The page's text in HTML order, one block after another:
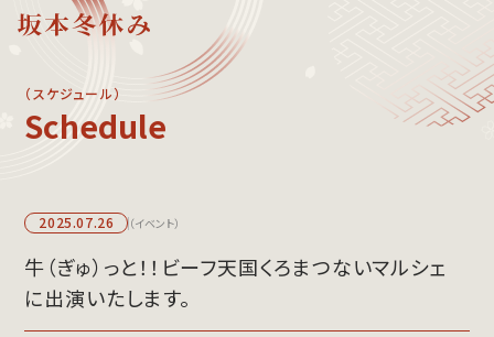
略歴と活動紹介
メディア出演
スケジュール
イベント出演
SNS
ギャラリー
（スケジュール）
schedule
2025.07.26 （イベント）
牛（ぎゅ）っと！！ビーフ天国くろまつないマルシェ
に出演いたします。